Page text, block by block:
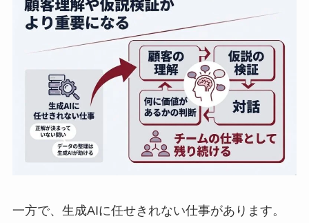
一方で、生成AIに任せきれない仕事があります。